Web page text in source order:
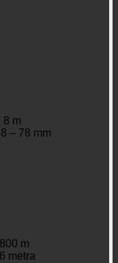
8 m
– 78 mm
m
metra